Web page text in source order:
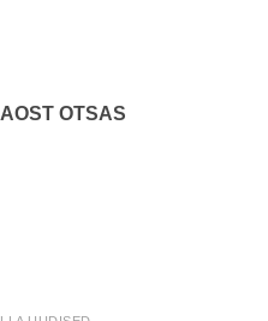
OTSAS